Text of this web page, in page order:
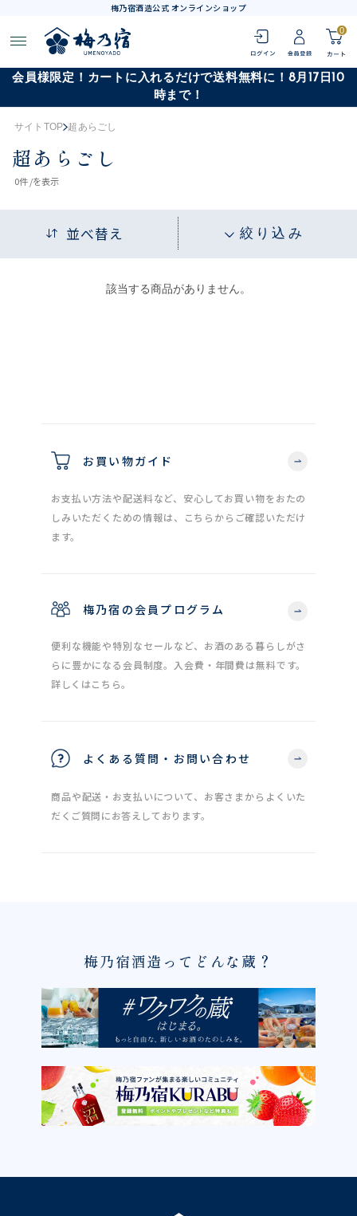
梅乃宿酒造公式 オンラインショップ
0
会員様限定！カートに入れるだけで送料無料に！8月17日10
時まで！
サイトTOP 超あらごし
超あらごし
0件 /を表示
並べ替え 絞り込み
該当する商品がありません。
お買い物ガイド
お支払い方法や配送料など、安心してお買い物をおたの
しみいただくための情報は、こちらからご確認いただけ
ます。
梅乃宿の会員プログラム
便利な機能や特別なセールなど、お酒のある暮らしがさ
らに豊かになる会員制度。入会費・年間費は無料です。
詳しくはこちら。
よくある質問・お問い合わせ
商品や配送・お支払いについて、お客さまからよくいた
だくご質問にお答えしております。
梅乃宿酒造ってどんな蔵？